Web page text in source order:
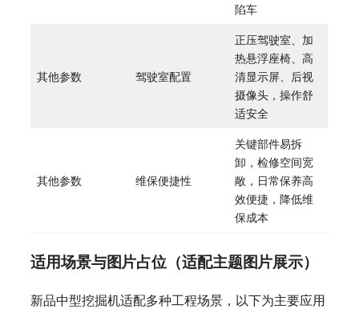
陷车
其他参数 驾驶室配置
正压驾驶室、加
热悬浮座椅、高
清显示屏、后视
摄像头，操作舒
适安全
其他参数 维保便捷性
关键部件易拆
卸，检修空间宽
敞，日常保养高
效便捷，降低维
保成本
适用场景与图片占位（适配主题图片展示）
新品中型挖掘机适配多种工程场景，以下为主要应用